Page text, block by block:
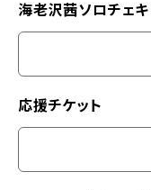
海老沢茜ソロチェキ
応援チケット